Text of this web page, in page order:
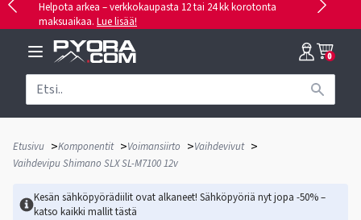
Helpota arkea – verkkokaupasta 12 tai 24 kk korotonta
maksuaikaa. Lue lisää!
0
Etusivu >Komponentit >Voimansiirto >Vaihdevivut >
Vaihdevipu Shimano SLX SL-M7100 12v
Kesän sähköpyörädiilit ovat alkaneet! Sähköpyöriä nyt jopa -50% –
katso kaikki mallittästä